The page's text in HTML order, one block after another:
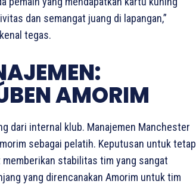
dan semangat juang di lapangan,”
tegas.
AMORIM
dari internal klub. Manajemen Manchester
sebagai pelatih. Keputusan untuk tetap
memberikan stabilitas tim yang sangat
yang direncanakan Amorim untuk tim